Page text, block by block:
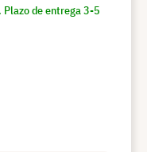
Plazo de entrega 3-5